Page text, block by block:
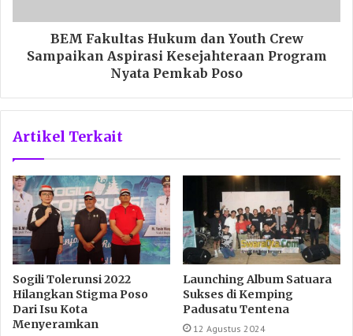
BEM Fakultas Hukum dan Youth Crew
Sampaikan Aspirasi Kesejahteraan Program
Nyata Pemkab Poso
Artikel Terkait
Sogili Tolerunsi 2022
Hilangkan Stigma Poso
Dari Isu Kota
Menyeramkan
Launching Album Satuara
Sukses di Kemping
Padusatu Tentena
12 Agustus 2024